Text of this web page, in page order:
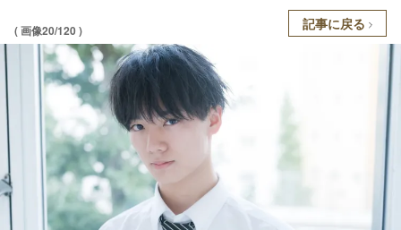
( 画像20/120 ) 記事に戻る